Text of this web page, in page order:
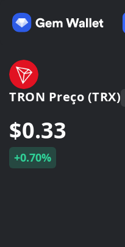
TRON Preço (TRX)
$0.33
+0.70%